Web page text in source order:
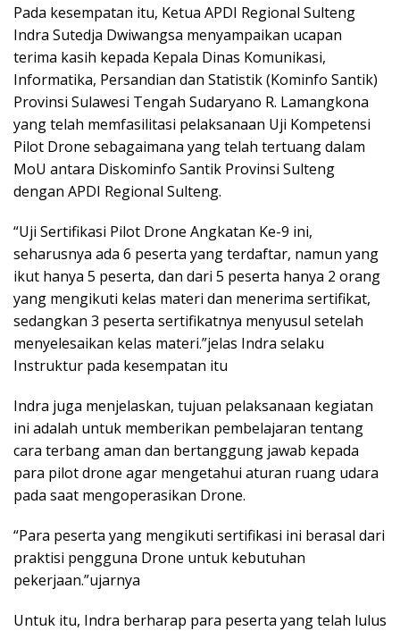
Pada kesempatan itu, Ketua APDI Regional Sulteng
Indra Sutedja Dwiwangsa menyampaikan ucapan
terima kasih kepada Kepala Dinas Komunikasi,
Informatika, Persandian dan Statistik (Kominfo Santik)
Provinsi Sulawesi Tengah Sudaryano R. Lamangkona
yang telah memfasilitasi pelaksanaan Uji Kompetensi
Pilot Drone sebagaimana yang telah tertuang dalam
MoU antara Diskominfo Santik Provinsi Sulteng
dengan APDI Regional Sulteng.
“Uji Sertifikasi Pilot Drone Angkatan Ke-9 ini,
seharusnya ada 6 peserta yang terdaftar, namun yang
ikut hanya 5 peserta, dan dari 5 peserta hanya 2 orang
yang mengikuti kelas materi dan menerima sertifikat,
sedangkan 3 peserta sertifikatnya menyusul setelah
menyelesaikan kelas materi.”jelas Indra selaku
Instruktur pada kesempatan itu
Indra juga menjelaskan, tujuan pelaksanaan kegiatan
ini adalah untuk memberikan pembelajaran tentang
cara terbang aman dan bertanggung jawab kepada
para pilot drone agar mengetahui aturan ruang udara
pada saat mengoperasikan Drone.
“Para peserta yang mengikuti sertifikasi ini berasal dari
praktisi pengguna Drone untuk kebutuhan
pekerjaan.”ujarnya
Untuk itu, Indra berharap para peserta yang telah lulus